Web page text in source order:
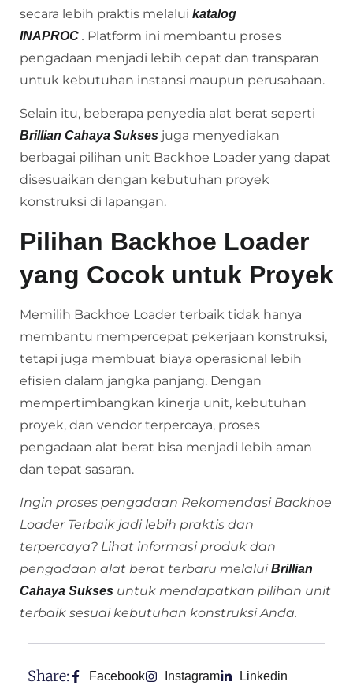
secara lebih praktis melalui katalog
INAPROC . Platform ini membantu proses
pengadaan menjadi lebih cepat dan transparan
untuk kebutuhan instansi maupun perusahaan.
Selain itu, beberapa penyedia alat berat seperti
Brillian Cahaya Sukses juga menyediakan
berbagai pilihan unit Backhoe Loader yang dapat
disesuaikan dengan kebutuhan proyek
konstruksi di lapangan.
Pilihan Backhoe Loader
yang Cocok untuk Proyek
Memilih Backhoe Loader terbaik tidak hanya
membantu mempercepat pekerjaan konstruksi,
tetapi juga membuat biaya operasional lebih
efisien dalam jangka panjang. Dengan
mempertimbangkan kinerja unit, kebutuhan
proyek, dan vendor terpercaya, proses
pengadaan alat berat bisa menjadi lebih aman
dan tepat sasaran.
Ingin proses pengadaan Rekomendasi Backhoe
Loader Terbaik jadi lebih praktis dan
terpercaya? Lihat informasi produk dan
pengadaan alat berat terbaru melaluiBrillian
Cahaya Sukses untuk mendapatkan pilihan unit
terbaik sesuai kebutuhan konstruksi Anda.
Share: Facebook Instagram Linkedin